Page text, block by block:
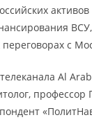
ВСУ,
с
Al
профессор